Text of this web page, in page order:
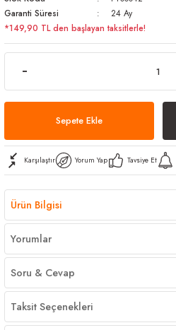
Bezler
Kovalar
Garanti Süresi
24 Ay
*149,90 TL den başlayan taksitlerle!
Sepete Ekle
Karşılaştır Yorum Yap Tavsiye Et
Ürün Bilgisi
Yorumlar
Soru & Cevap
Taksit Seçenekleri